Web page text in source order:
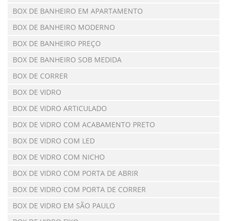
BOX DE BANHEIRO EM APARTAMENTO
BOX DE BANHEIRO MODERNO
BOX DE BANHEIRO PREÇO
BOX DE BANHEIRO SOB MEDIDA
BOX DE CORRER
BOX DE VIDRO
BOX DE VIDRO ARTICULADO
BOX DE VIDRO COM ACABAMENTO PRETO
BOX DE VIDRO COM LED
BOX DE VIDRO COM NICHO
BOX DE VIDRO COM PORTA DE ABRIR
BOX DE VIDRO COM PORTA DE CORRER
BOX DE VIDRO EM SÃO PAULO